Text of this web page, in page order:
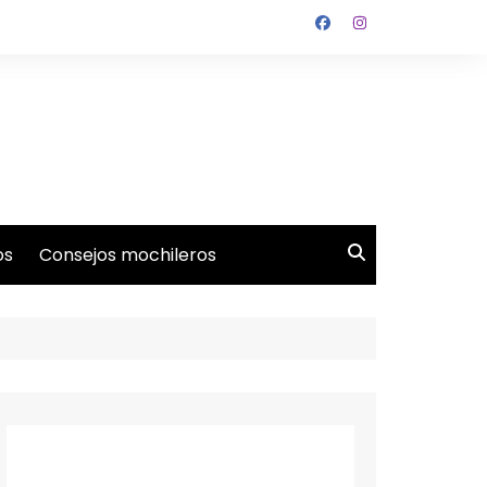
Consejos mochileros